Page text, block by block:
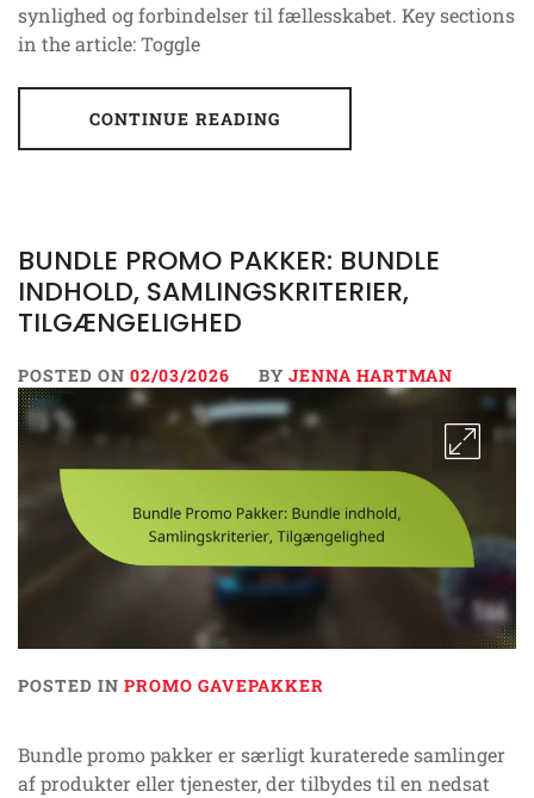
synlighed og forbindelser til fællesskabet. Key sections
in the article: Toggle
CONTINUE READING
BUNDLE PROMO PAKKER: BUNDLE
INDHOLD, SAMLINGSKRITERIER,
TILGÆNGELIGHED
POSTED ON 02/03/2026 BY JENNA HARTMAN
POSTED IN PROMO GAVEPAKKER
Bundle promo pakker er særligt kuraterede samlinger
af produkter eller tjenester, der tilbydes til en nedsat